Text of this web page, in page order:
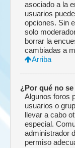
asociado a la
usuarios
opciones. Sin
solo
borrar la
cambiadas a
Arriba
¿Por qué no
Algunos foros
usuarios o
llevar a cabo
especial.
administrador
permiso